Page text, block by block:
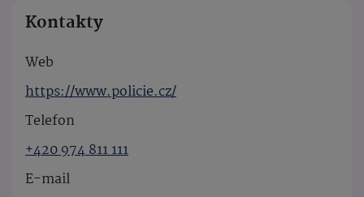
Kontakty
Web
https://www.policie.cz/
Telefon
+420 974 811 111
E-mail